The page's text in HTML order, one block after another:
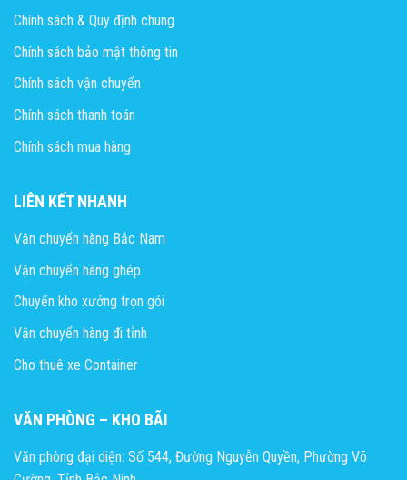
Chính sách & Quy định chung
Chính sách bảo mật thông tin
Chính sách vận chuyển
Chính sách thanh toán
Chính sách mua hàng
LIÊN KẾT NHANH
Vận chuyển hàng Bắc Nam
Vận chuyển hàng ghép
Chuyển kho xưởng trọn gói
Vận chuyển hàng đi tỉnh
Cho thuê xe Container
VĂN PHÒNG – KHO BÃI
Văn phòng đại diện: Số 544, Đường Nguyễn Quyền, Phường Võ